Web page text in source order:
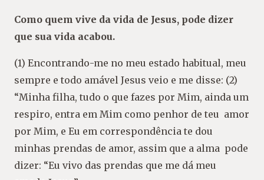
Como quem vive da vida de Jesus, pode dizer
que sua vida acabou.
(1) Encontrando-me no meu estado habitual, meu
sempre e todo amável Jesus veio e me disse: (2)
“Minha filha, tudo o que fazes por Mim, ainda um
respiro, entra em Mim como penhor de teu amor
por Mim, e Eu em correspondência te dou
minhas prendas de amor, assim que a alma pode
dizer: “Eu vivo das prendas que me dá meu